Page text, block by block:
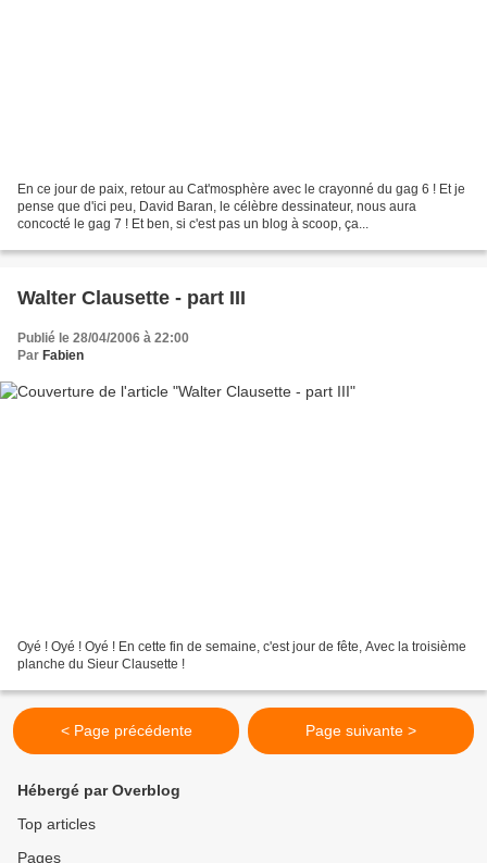
En ce jour de paix, retour au Cat'mosphère avec le crayonné du gag 6 ! Et je
pense que d'ici peu, David Baran, le célèbre dessinateur, nous aura
concocté le gag 7 ! Et ben, si c'est pas un blog à scoop, ça...
Walter Clausette - part III
Publié le 28/04/2006 à 22:00
Par Fabien
Oyé ! Oyé ! Oyé ! En cette fin de semaine, c'est jour de fête, Avec la troisième
planche du Sieur Clausette !
< Page précédente Page suivante >
Hébergé par Overblog
Top articles
Pages